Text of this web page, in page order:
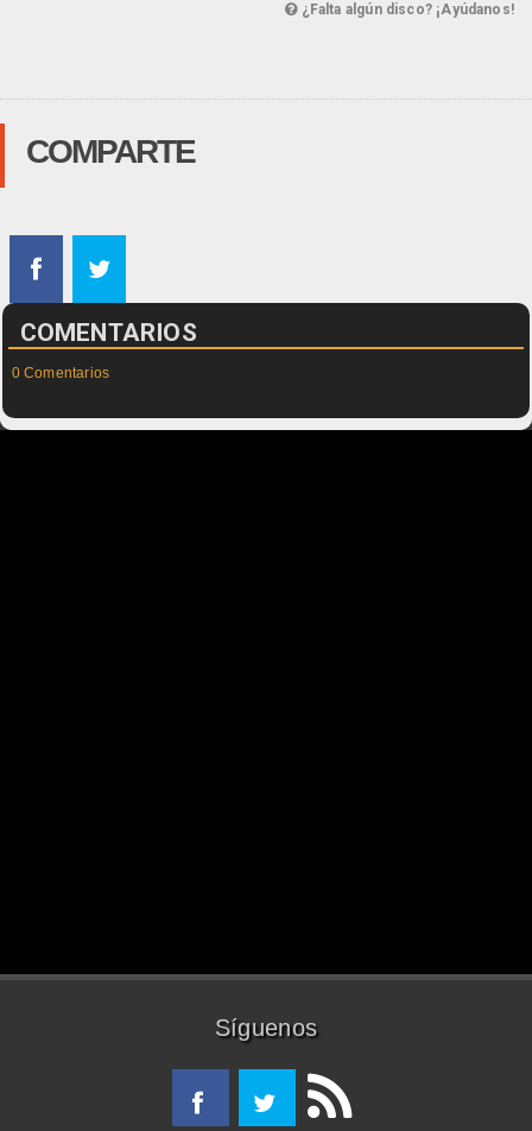
¿Falta algún disco? ¡Ayúdanos!
COMPARTE
COMENTARIOS
0 Comentarios
Síguenos